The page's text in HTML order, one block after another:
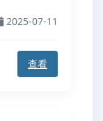
2025-07-11
查看